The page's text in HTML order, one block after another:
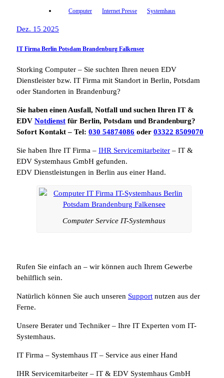
Computer Internet Presse Systemhaus
Dez. 15 2025
IT Firma Berlin Potsdam Brandenburg Falkensee
Storking Computer – Sie suchten Ihren neuen EDV
Dienstleister bzw. IT Firma mit Standort in Berlin, Potsdam
oder Standorten in Brandenburg?
Sie haben einen Ausfall, Notfall und suchen Ihren IT &
EDV Notdienst für Berlin, Potsdam und Brandenburg?
Sofort Kontakt – Tel: 030 54874086 oder 03322 8509070
Sie haben Ihre IT Firma – IHR Servicemitarbeiter – IT &
EDV Systemhaus GmbH gefunden.
EDV Dienstleistungen in Berlin aus einer Hand.
Computer Service IT-Systemhaus
Rufen Sie einfach an – wir können auch Ihrem Gewerbe
behilflich sein.
Natürlich können Sie auch unseren Support nutzen aus der
Ferne.
Unsere Berater und Techniker – Ihre IT Experten vom IT-
Systemhaus.
IT Firma – Systemhaus IT – Service aus einer Hand
IHR Servicemitarbeiter – IT & EDV Systemhaus GmbH